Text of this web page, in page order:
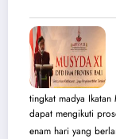
tingkat madya
dapat mengikuti
enam hari yang